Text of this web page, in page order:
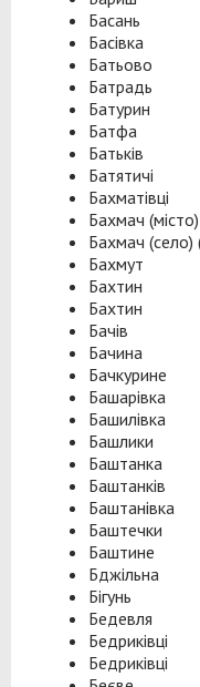
Басань
Басівка
Батьово
Батрадь
Батурин
Батфа
Батьків
Батятичі
Бахматівці
Бахмач (місто)
Бахмач (село)
Бахмут
Бахтин
Бахтин
Бачів
Бачина
Бачкурине
Башарівка
Башилівка
Башлики
Баштанка
Баштанків
Баштанівка
Баштечки
Баштине
Бджільна
Бігунь
Бедевля
Бедриківці
Бедриківці